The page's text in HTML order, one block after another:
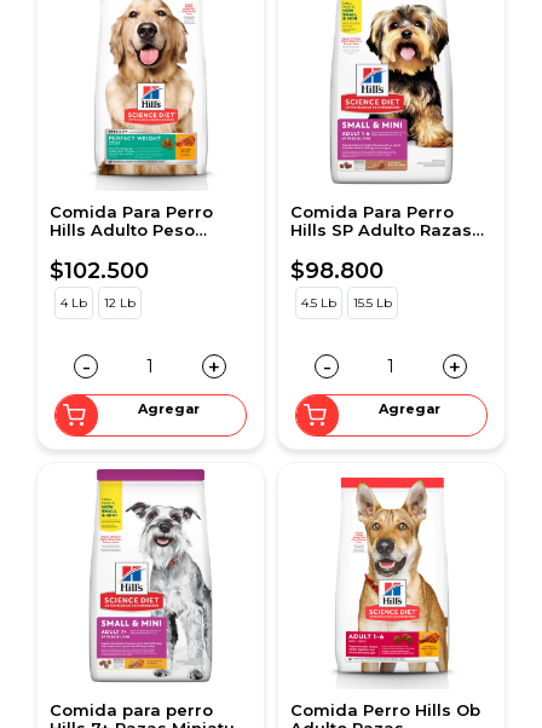
Comida Para Perro
Hills Adulto Peso
$102.500
4 Lb 12 Lb
- +
Agregar
Comida Para Perro
Hills SP Adulto Razas
$98.800
4.5 Lb 15.5 Lb
- +
Agregar
Comida para perro
Comida Perro Hills Ob